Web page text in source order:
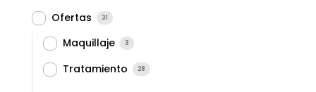
Ofertas 31
Maquillaje 3
Tratamiento 28